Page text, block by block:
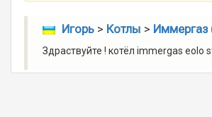
Игорь> Котлы > Иммергаз
Здраствуйте ! котёл immergas